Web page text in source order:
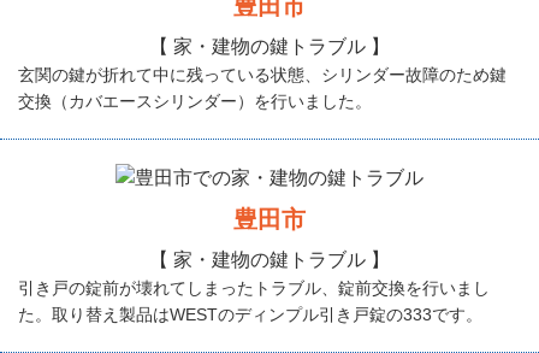
豊田市
【 家・建物の鍵トラブル 】
玄関の鍵が折れて中に残っている状態、シリンダー故障のため鍵
交換（カバエースシリンダー）を行いました。
豊田市
【 家・建物の鍵トラブル 】
引き戸の錠前が壊れてしまったトラブル、錠前交換を行いまし
た。取り替え製品はWESTのディンプル引き戸錠の333です。